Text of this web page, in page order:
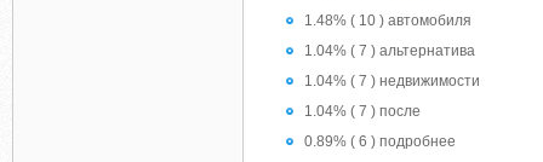
1.48% ( 10 ) автомобиля
1.04% ( 7 ) альтернатива
1.04% ( 7 ) недвижимости
1.04% ( 7 ) после
0.89% ( 6 ) подробнее